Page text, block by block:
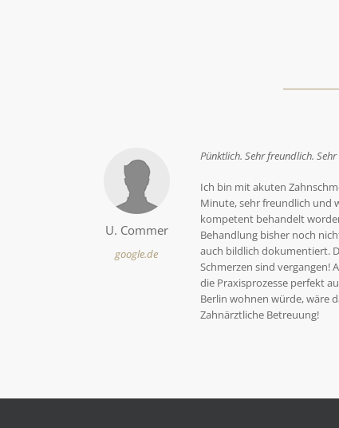
U. Commer
google.de
Pünktlich. Sehr freundlich.
Ich bin mit akuten
Minute, sehr freundlich und
kompetent behandelt
Behandlung bisher noch
auch bildlich dokumentiert.
Schmerzen sind vergangen!
die Praxisprozesse perfekt
Berlin wohnen würde, wäre
Zahnärztliche Betreuung!